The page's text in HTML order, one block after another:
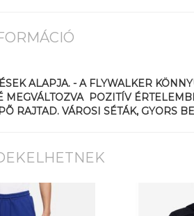
ALAPJA. - A FLYWALKER
MEGVÁLTOZVA  POZITÍV
RAJTAD. VÁROSI SÉTÁK, GYORS